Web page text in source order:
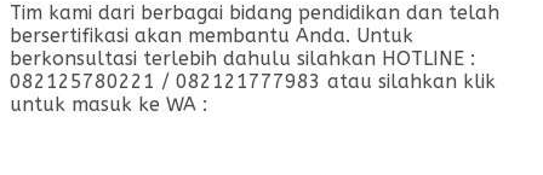
Tim kami dari berbagai bidang pendidikan dan telah
bersertifikasi akan membantu Anda. Untuk
berkonsultasi terlebih dahulu silahkan HOTLINE :
082125780221 / 082121777983 atau silahkan klik
untuk masuk ke WA :